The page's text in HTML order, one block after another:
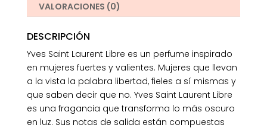
VALORACIONES (0)
DESCRIPCIÓN
Yves Saint Laurent Libre es un perfume inspirado
en mujeres fuertes y valientes. Mujeres que llevan
a la vista la palabra libertad, fieles a sí mismas y
que saben decir que no. Yves Saint Laurent Libre
es una fragancia que transforma lo más oscuro
en luz. Sus notas de salida están compuestas